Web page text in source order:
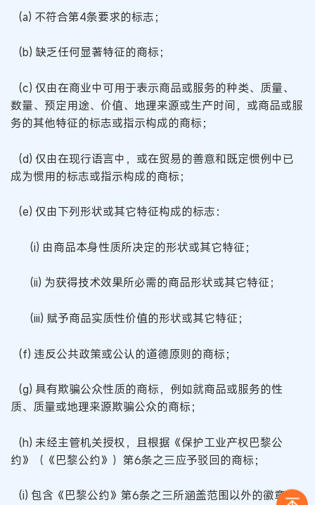
(a) 不符合第4条要求的标志；
(b) 缺乏任何显著特征的商标；
(c) 仅由在商业中可用于表示商品或服务的种类、质量、
数量、预定用途、价值、地理来源或生产时间，或商品或服
务的其他特征的标志或指示构成的商标；
(d) 仅由在现行语言中，或在贸易的善意和既定惯例中已
成为惯用的标志或指示构成的商标；
(e) 仅由下列形状或其它特征构成的标志：
(i) 由商品本身性质所决定的形状或其它特征；
(ii) 为获得技术效果所必需的商品形状或其它特征；
(iii) 赋予商品实质性价值的形状或其它特征；
(f) 违反公共政策或公认的道德原则的商标；
(g) 具有欺骗公众性质的商标，例如就商品或服务的性
质、质量或地理来源欺骗公众的商标；
(h) 未经主管机关授权，且根据《保护工业产权巴黎公
约》（《巴黎公约》）第6条之三应予驳回的商标；
(i) 包含《巴黎公约》第6条之三所涵盖范围以外的徽章、